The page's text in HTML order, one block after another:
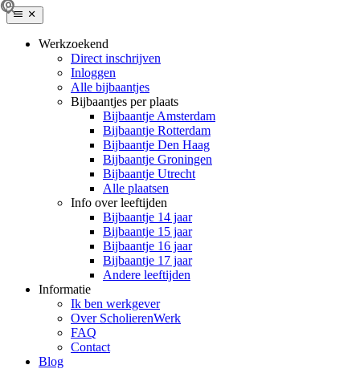
Werkzoekend
Direct inschrijven
Inloggen
Alle bijbaantjes
Bijbaantjes per plaats
Bijbaantje Amsterdam
Bijbaantje Rotterdam
Bijbaantje Den Haag
Bijbaantje Groningen
Bijbaantje Utrecht
Alle plaatsen
Info over leeftijden
Bijbaantje 14 jaar
Bijbaantje 15 jaar
Bijbaantje 16 jaar
Bijbaantje 17 jaar
Andere leeftijden
Informatie
Ik ben werkgever
Over ScholierenWerk
FAQ
Contact
Blog